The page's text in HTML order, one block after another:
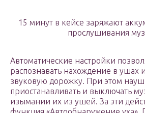
15 минут в кейсе заряжают
прослушивания
Автоматические настройки
распознавать нахождение в ушах
звуковую дорожку. При этом
приостанавливать и выключать
изымании их из ушей. За эти